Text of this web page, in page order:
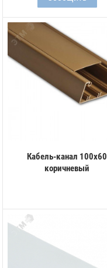
Кабель-канал 100х60
коричневый